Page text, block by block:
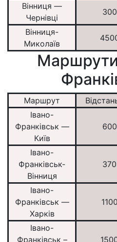
Вінниця —
Чернівці
300
Вінниця-
Миколаїв
Маршрути
Маршрут
Івано-
Франківськ —
Київ
600
Івано-
Франківськ-
Вінниця
370
Івано-
Франківськ —
Харків
1100
Івано-
Франківськ –